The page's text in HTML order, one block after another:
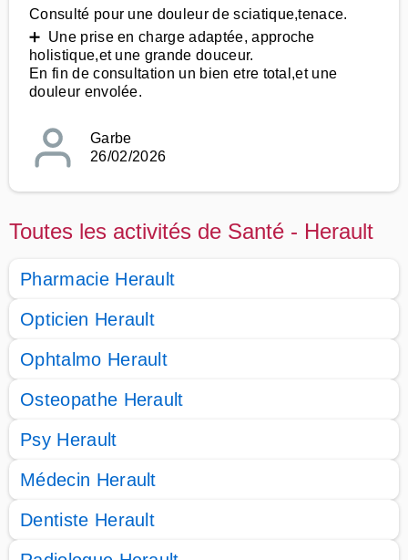
Consulté pour une douleur de sciatique,tenace.
➕ Une prise en charge adaptée, approche
holistique,et une grande douceur.
En fin de consultation un bien etre total,et une
douleur envolée.
Garbe
26/02/2026
Toutes les activités de Santé - Herault
Pharmacie Herault
Opticien Herault
Ophtalmo Herault
Osteopathe Herault
Psy Herault
Médecin Herault
Dentiste Herault